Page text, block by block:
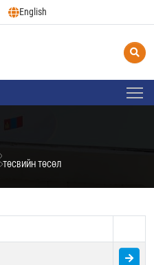
English
ТӨСВИЙН ТӨСӨЛ